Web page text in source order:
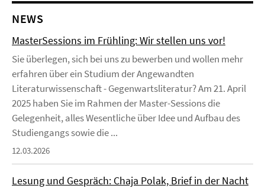
NEWS
MasterSessions im Frühling: Wir stellen uns vor!
Sie überlegen, sich bei uns zu bewerben und wollen mehr
erfahren über ein Studium der Angewandten
Literaturwissenschaft - Gegenwartsliteratur? Am 21. April
2025 haben Sie im Rahmen der Master-Sessions die
Gelegenheit, alles Wesentliche über Idee und Aufbau des
Studiengangs sowie die ...
12.03.2026
Lesung und Gespräch: Chaja Polak, Brief in der Nacht